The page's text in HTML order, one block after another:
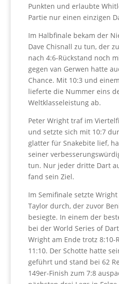
Punkten und erlaubte
Partie nur einen einzigen
Im Halbfinale bekam der
Dave Chisnall zu tun, der
nach 4:6-Rückstand noch
gegen van Gerwen hatte
Chance. Mit 10:3 und
lieferte die Nummer eins
Weltklasseleistung ab.
Peter Wright traf im
und setzte sich mit 10:7
glatter für Snakebite lief,
seiner
tun. Nur jeder dritte Dart
fand sein Ziel.
Im Semifinale setzte
Taylor durch, der zuvor
besiegte. In einem der
bei der World Series of
Wright am Ende trotz 8:10-
11:10. Der Schotte hatte
geführt und stand bei 62
149er-Finish zum 7:8